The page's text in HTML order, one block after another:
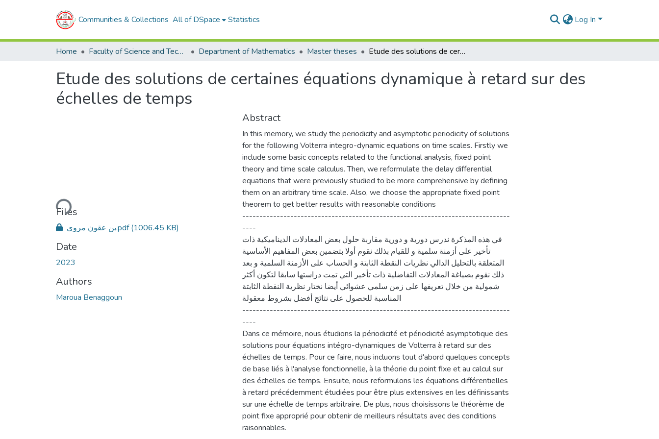
Communities & Collections All of DSpace Statistics Log In
Home Faculty of Science and Technology Department of Mathematics Master theses Etude des solutions de certaines équations dynamique à retard sur des échelles de temps
Etude des solutions de certaines équations dynamique à retard sur des
échelles de temps
Loading...
Files
بن عقون مروى.pdf(1006.45 KB)
Date
2023
Authors
Maroua Benaggoun
Abstract
In this memory, we study the periodicity and asymptotic periodicity of solutions
for the following Volterra integro-dynamic equations on time scales. Firstly we
include some basic concepts related to the functional analysis, fixed point
theory and time scale calculus. Then, we reformulate the delay differential
equations that were previously studied to be more comprehensive by defining
them on an arbitrary time scale. Also, we choose the appropriate fixed point
theorem to get better results with reasonable conditions
------------------------------------------------------------------------------
----
في هذه المذكرة ندرس دورية و دورية مقاربة حلول بعض المعادلات الديناميكية ذات
تأخير على أزمنة سلمية و للقيام بذلك نقوم أولا بتضمين بعض المفاهيم الأساسية
المتعلقة بالتحليل الدالي نظريات النقطة الثابتة و الحساب على الأزمنة السلمية و بعد
ذلك نقوم بصياغة المعادلات التفاضلية ذات تأخير التي تمت دراستها سابقا لتكون أكثر
شمولية من خلال تعريفها على زمن سلمي عشوائي أيضا نختار نظرية النقطة الثابتة
المناسبة للحصول على نتائج أفضل بشروط معقولة
------------------------------------------------------------------------------
----
Dans ce mémoire, nous étudions la périodicité et périodicité asymptotique des
solutions pour équations intégro-dynamiques de Volterra à retard sur des
échelles de temps. Pour ce faire, nous incluons tout d'abord quelques concepts
de base liés à l'analyse fonctionnelle, à la théorie du point fixe et au calcul sur
des échelles de temps. Ensuite, nous reformulons les équations différentielles
à retard précédemment étudiées pour être plus extensives en les définissants
sur une échelle de temps arbitraire. De plus, nous choisissons le théorème de
point fixe approprié pour obtenir de meilleurs résultats avec des conditions
raisonnables.